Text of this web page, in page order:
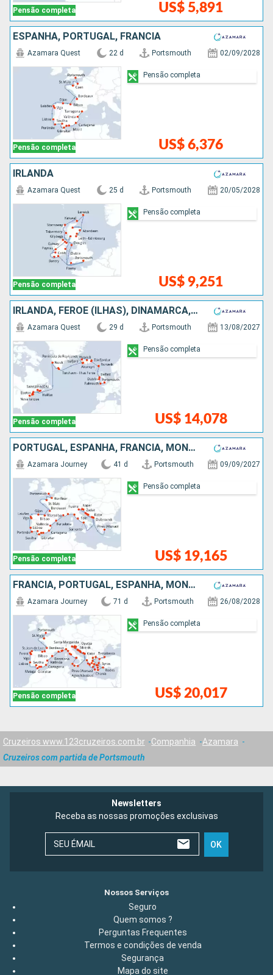
Pensão completa US$ 5,891
ESPANHA, PORTUGAL, FRANCIA
Pensão completa
Azamara Quest 22 d Portsmouth 02/09/2028
US$ 6,376
Pensão completa
IRLANDA
Pensão completa
Azamara Quest 25 d Portsmouth 20/05/2028
US$ 9,251
Pensão completa
IRLANDA, FEROE (ILHAS), DINAMARCA, ISLÂNDIA, GROELÂNDIA, CANADÁ, ESTADOS UNIDOS
Pensão completa
Azamara Quest 29 d Portsmouth 13/08/2027
US$ 14,078
Pensão completa
PORTUGAL, ESPANHA, FRANCIA, MÔNACO, ITÁLIA, MONTENEGRO, CROÁCIA, ESLOVÃNIA, GRÉCIA
Pensão completa
Azamara Journey 41 d Portsmouth 09/09/2027
US$ 19,165
Pensão completa
FRANCIA, PORTUGAL, ESPANHA, MÔNACO, ITÁLIA, MONTENEGRO, CROÁCIA, ESLOVÃNIA, TURQUIA, GRÉCIA
Pensão completa
Azamara Journey 71 d Portsmouth 26/08/2028
US$ 20,017
Pensão completa
Cruzeiros www.123cruzeiros.com.br Companhia
Azamara
Cruzeiros com partida de Portsmouth
Newsletters
Receba as nossas promoções exclusivas
SEU ÉMAIL OK
Nossos Serviços
Seguro
Quem somos ?
Perguntas Frequentes
Termos e condições de venda
Segurança
Mapa do site